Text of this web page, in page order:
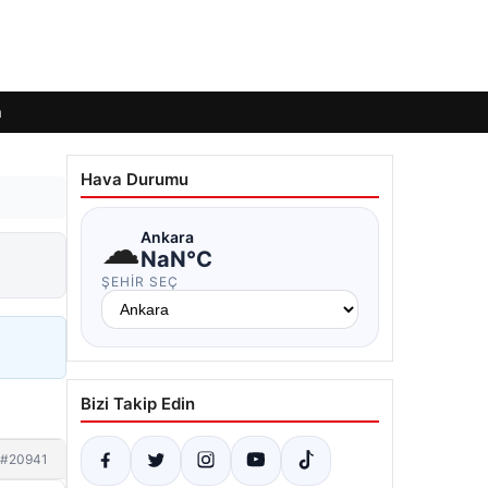
#20941
Hava Durumu
☁Ankara
NaN°C
ŞEHIR SEÇ
Bizi Takip Edin